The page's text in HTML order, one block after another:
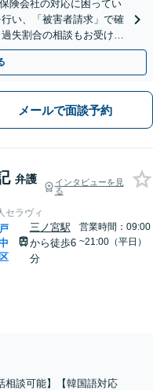
険会社の対応に困ってい
い、「被害者請求」で確
失割合の相談もお受けし
付可能】
メールで面談予約
弁護
インタビューを見
る
セラヴィ
三ノ宮駅
から徒歩6
分
営業時間：09:00
~21:00（平日）
相談可能】【韓国語対応